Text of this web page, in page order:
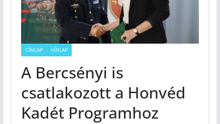
CÍMLAP HÍRLAP
A Bercsényi is
csatlakozott a Honvéd
Kadét Programhoz